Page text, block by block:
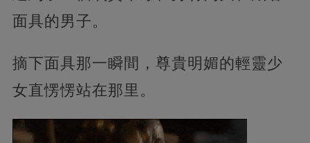
面具的男子。
摘下面具那一瞬間，尊貴明媚的輕靈少
女直愣愣站在那里。